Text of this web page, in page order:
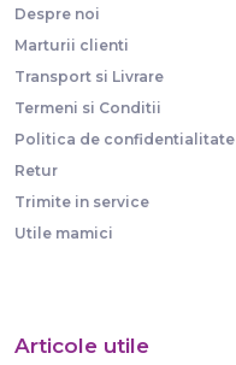
Despre noi
Marturii clienti
Transport si Livrare
Termeni si Conditii
Politica de confidentialitate
Retur
Trimite in service
Utile mamici
Articole utile